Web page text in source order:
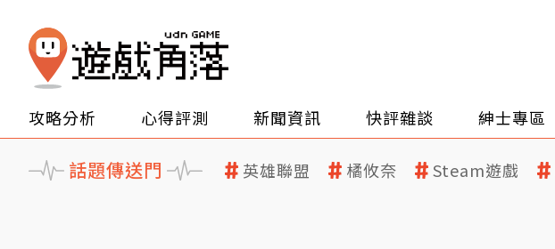
攻略分析 心得評測 新聞資訊 快評雜談 紳士專區
話題傳送門 英雄聯盟 橘攸奈 Steam遊戲